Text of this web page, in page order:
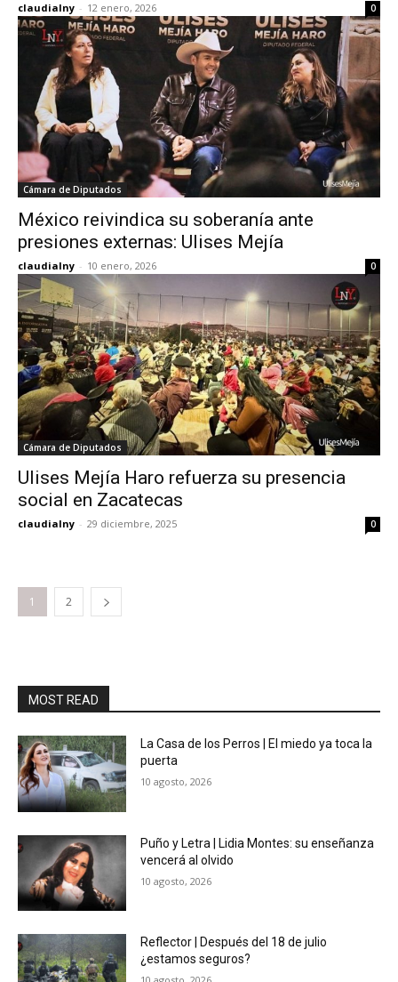
claudialny - 12 enero, 2026 0
Cámara de Diputados
México reivindica su soberanía ante
presiones externas: Ulises Mejía
claudialny - 10 enero, 2026 0
Cámara de Diputados
Ulises Mejía Haro refuerza su presencia
social en Zacatecas
claudialny - 29 diciembre, 2025 0
1 2
MOST READ
La Casa de los Perros | El miedo ya toca la
puerta
10 agosto, 2026
Puño y Letra | Lidia Montes: su enseñanza
vencerá al olvido
10 agosto, 2026
Reflector | Después del 18 de julio
¿estamos seguros?